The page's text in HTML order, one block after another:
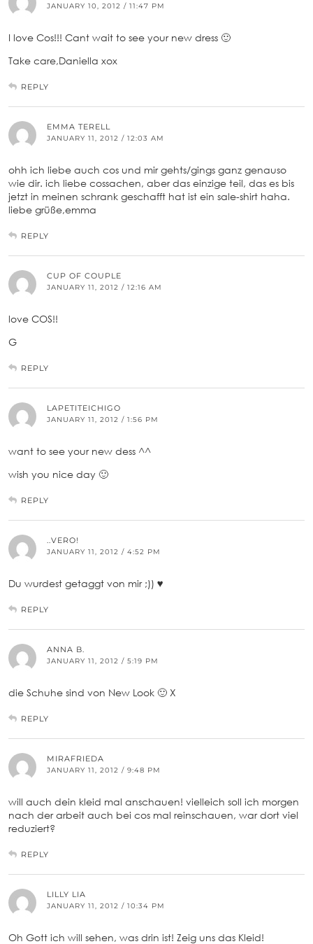
JANUARY 10, 2012 / 11:47 PM
I love Cos!!! Cant wait to see your new dress 🙂
Take care,Daniella xox
REPLY
EMMA TERELL
JANUARY 11, 2012 / 12:03 AM
ohh ich liebe auch cos und mir gehts/gings ganz genauso
wie dir. ich liebe cossachen, aber das einzige teil, das es bis
jetzt in meinen schrank geschafft hat ist ein sale-shirt haha.
liebe grüße,emma
REPLY
CUP OF COUPLE
JANUARY 11, 2012 / 12:16 AM
love COS!!
G
REPLY
LAPETITEICHIGO
JANUARY 11, 2012 / 1:56 PM
want to see your new dess ^^
wish you nice day 🙂
REPLY
..VERO!
JANUARY 11, 2012 / 4:52 PM
Du wurdest getaggt von mir ;)) ♥
REPLY
ANNA B.
JANUARY 11, 2012 / 5:19 PM
die Schuhe sind von New Look 🙂 X
REPLY
MIRAFRIEDA
JANUARY 11, 2012 / 9:48 PM
will auch dein kleid mal anschauen! vielleich soll ich morgen
nach der arbeit auch bei cos mal reinschauen, war dort viel
reduziert?
REPLY
LILLY LIA
JANUARY 11, 2012 / 10:34 PM
Oh Gott ich will sehen, was drin ist! Zeig uns das Kleid!